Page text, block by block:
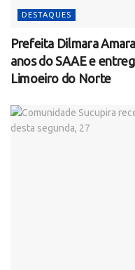
DESTAQUES
Prefeita Dilmara
anos do SAAE e
Limoeiro do Norte